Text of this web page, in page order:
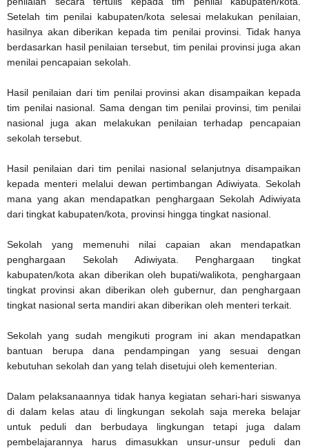
Setelah tim penilai kabupaten/kota selesai melakukan penilaian,
hasilnya akan diberikan kepada tim penilai provinsi. Tidak hanya
berdasarkan hasil penilaian tersebut, tim penilai provinsi juga akan
menilai pencapaian sekolah.
Hasil penilaian dari tim penilai provinsi akan disampaikan kepada
tim penilai nasional. Sama dengan tim penilai provinsi, tim penilai
nasional juga akan melakukan penilaian terhadap pencapaian
sekolah tersebut.
Hasil penilaian dari tim penilai nasional selanjutnya disampaikan
kepada menteri melalui dewan pertimbangan Adiwiyata. Sekolah
mana yang akan mendapatkan penghargaan Sekolah Adiwiyata
dari tingkat kabupaten/kota, provinsi hingga tingkat nasional.
Sekolah yang memenuhi nilai capaian akan mendapatkan
penghargaan Sekolah Adiwiyata. Penghargaan tingkat
kabupaten/kota akan diberikan oleh bupati/walikota, penghargaan
tingkat provinsi akan diberikan oleh gubernur, dan penghargaan
tingkat nasional serta mandiri akan diberikan oleh menteri terkait.
Sekolah yang sudah mengikuti program ini akan mendapatkan
bantuan berupa dana pendampingan yang sesuai dengan
kebutuhan sekolah dan yang telah disetujui oleh kementerian.
Dalam pelaksanaannya tidak hanya kegiatan sehari-hari siswanya
di dalam kelas atau di lingkungan sekolah saja mereka belajar
untuk peduli dan berbudaya lingkungan tetapi juga dalam
pembelajarannya harus dimasukkan unsur-unsur peduli dan